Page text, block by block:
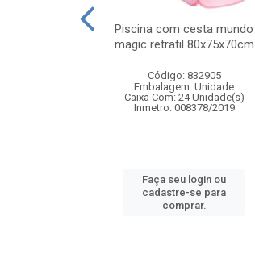
Piscina com cesta mundo
magic retratil 80x75x70cm
Código: 832905
Embalagem: Unidade
Caixa Com: 24 Unidade(s)
Inmetro: 008378/2019
Faça seu login ou
cadastre-se para
comprar.